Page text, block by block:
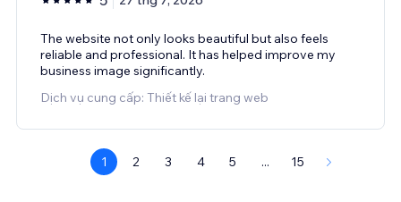
The website not only looks beautiful but also feels
reliable and professional. It has helped improve my
business image significantly.
Dịch vụ cung cấp: Thiết kế lại trang web
1 2 3 4 5 ... 15